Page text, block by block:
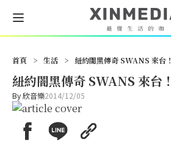
首頁 > 生活 > 紐約闇黑傳奇 SWANS 來台！
紐約闇黑傳奇 SWANS 來台！
By欣音樂2014/12/05